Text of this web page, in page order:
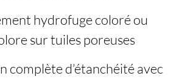
hydrofuge coloré ou
sur tuiles poreuses
complète d’étanchéité avec